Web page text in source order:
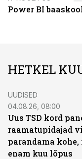
Power BI
HETKEL
UUDISED
04.08.26, 08:00
Uus TSD kord
raamatupidajad
parandama
enam kuu lõpus